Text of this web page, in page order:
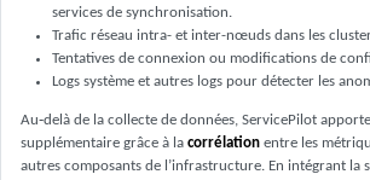
services de synchronisation.
Trafic réseau intra- et inter-nœuds dans les
Tentatives de connexion ou modifications de
Logs système et autres logs pour détecter les
Au‑delà de la collecte de données, ServicePilot
supplémentaire grâce à la corrélationentre les
autres composants de l’infrastructure. En intégrant la